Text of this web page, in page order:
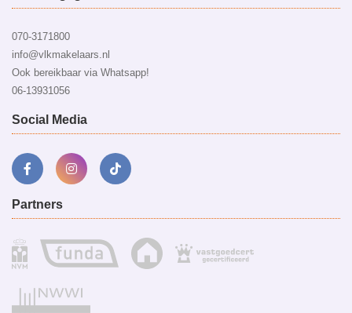
070-3171800
info@vlkmakelaars.nl
Ook bereikbaar via Whatsapp!
06-13931056
Social Media
Partners